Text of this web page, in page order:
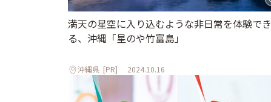
満天の星空に入り込むような非日常を体験でき
る、沖縄「星のや竹富島」
沖縄県 [PR] 2024.10.16